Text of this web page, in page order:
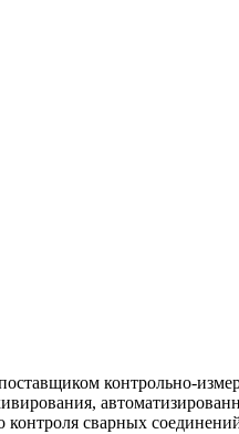
поставщиком контрольно-
контроля сварных